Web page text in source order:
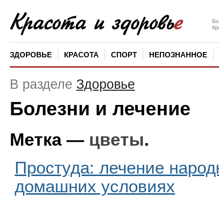
ЗДОРОВЬЕ КРАСОТА СПОРТ НЕПОЗНАННОЕ
В разделе Здоровье
Болезни и лечение
Метка — цветы.
Простуда: лечение
домашних условиях